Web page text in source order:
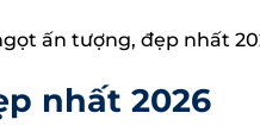
ấn tượng, đẹp nhất
nhất 2026